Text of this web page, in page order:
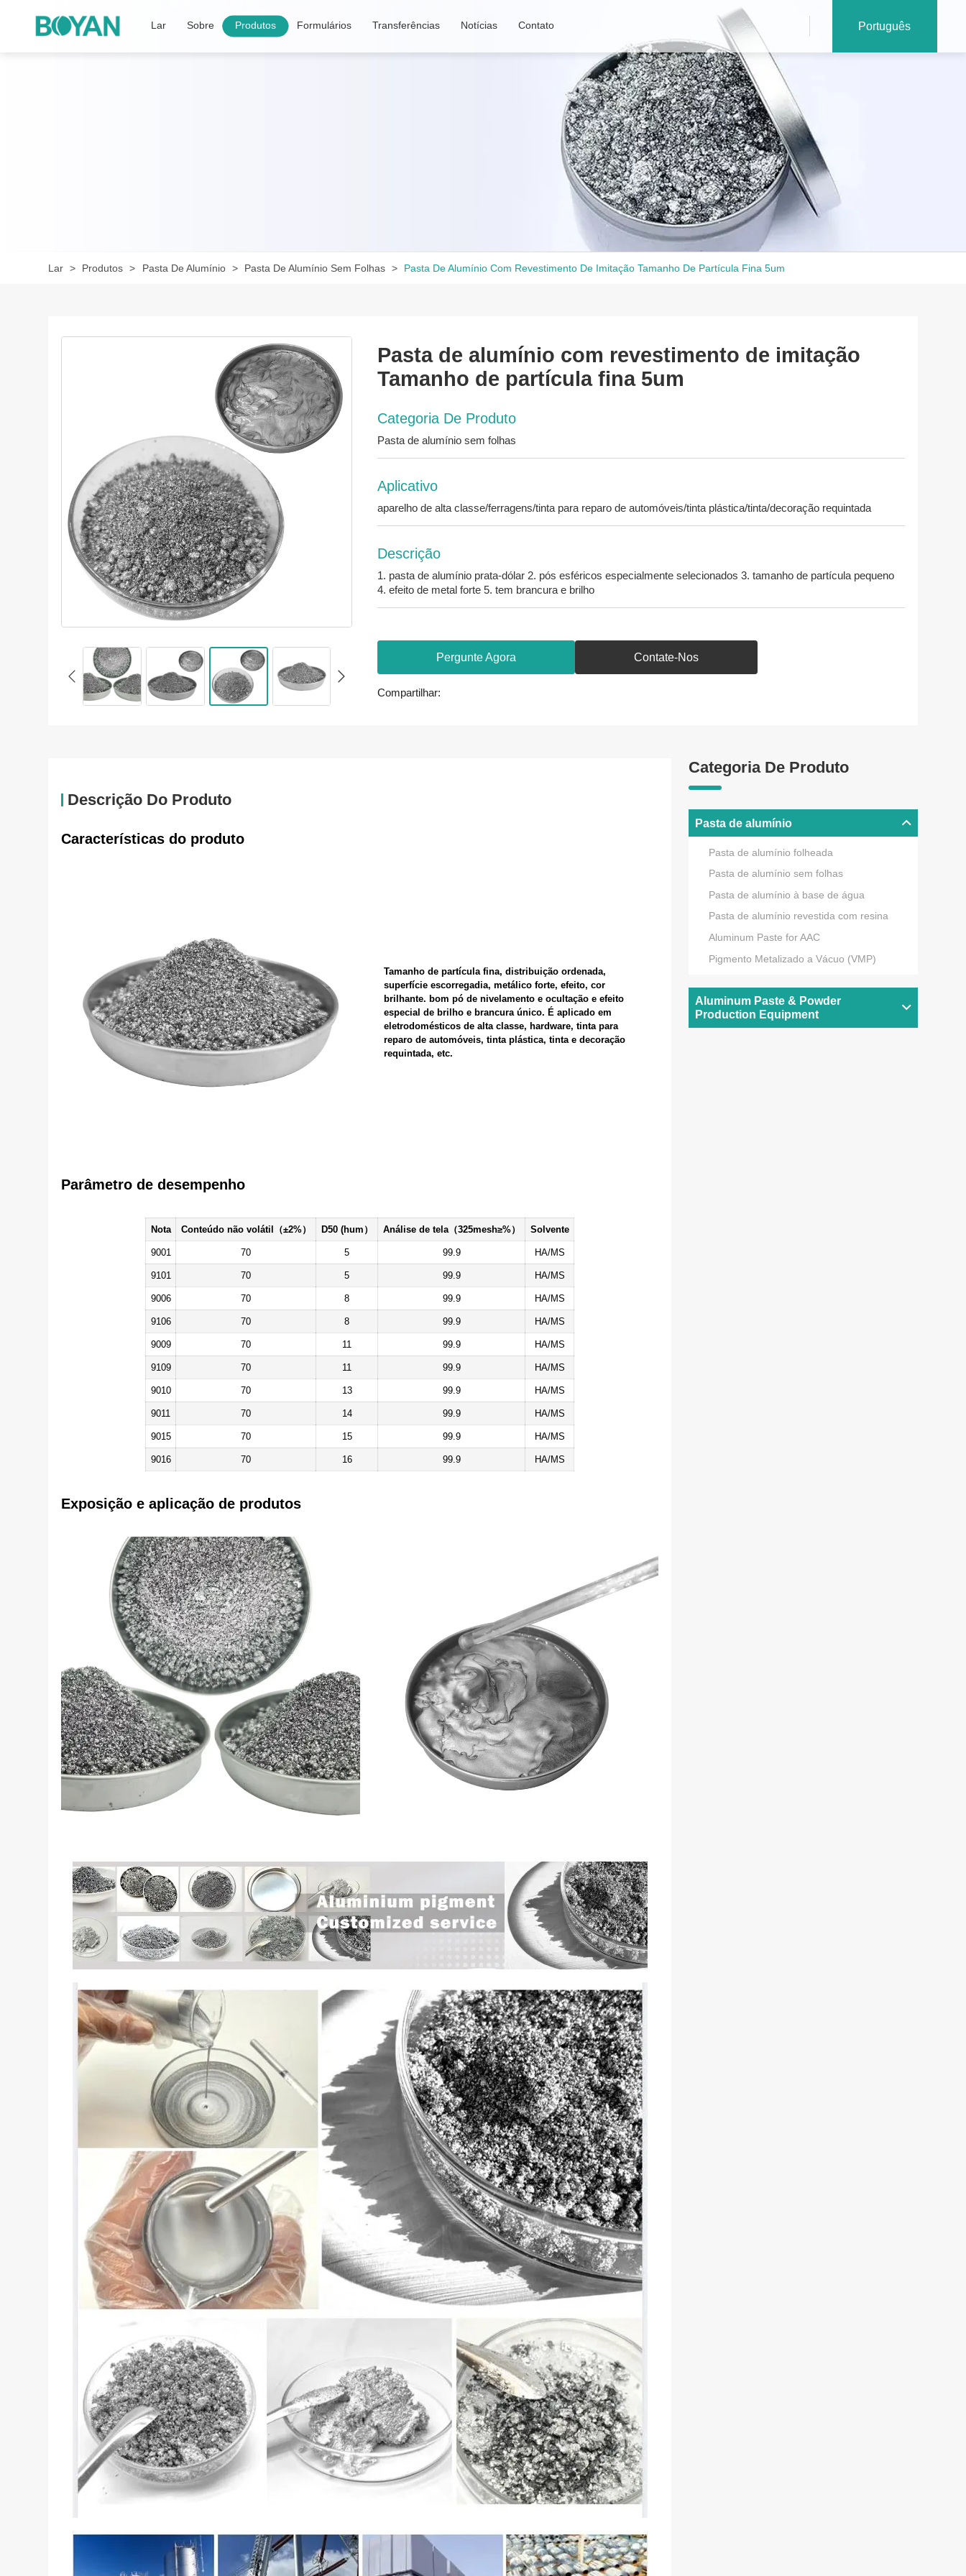
Lar Sobre Produtos Formulários Transferências Notícias Contato Português
Lar Produtos Pasta De Alumínio Pasta De Alumínio Sem Folhas Pasta De Alumínio Com Revestimento De Imitação Tamanho De Partícula Fina 5um
Pasta de alumínio com revestimento de imitação
Tamanho de partícula fina 5um
Categoria De Produto
Pasta de alumínio sem folhas
Aplicativo
aparelho de alta classe/ferragens/tinta para reparo de automóveis/tinta plástica/tinta/decoração requintada
Descrição
1. pasta de alumínio prata-dólar 2. pós esféricos especialmente selecionados 3. tamanho de partícula pequeno
4. efeito de metal forte 5. tem brancura e brilho
Pergunte Agora Contate-Nos
Compartilhar:
Descrição Do Produto
Características do produto
Tamanho de partícula fina, distribuição ordenada,
superfície escorregadia, metálico forte, efeito, cor
brilhante. bom pó de nivelamento e ocultação e efeito
especial de brilho e brancura único. É aplicado em
eletrodomésticos de alta classe, hardware, tinta para
reparo de automóveis, tinta plástica, tinta e decoração
requintada, etc.
Parâmetro de desempenho
Nota Conteúdo não volátil（±2%） D50 (hum） Análise de tela（325mesh≥%） Solvente
9001 70 5 99.9 HA/MS
9101 70 5 99.9 HA/MS
9006 70 8 99.9 HA/MS
9106 70 8 99.9 HA/MS
9009 70 11 99.9 HA/MS
9109 70 11 99.9 HA/MS
9010 70 13 99.9 HA/MS
9011 70 14 99.9 HA/MS
9015 70 15 99.9 HA/MS
9016 70 16 99.9 HA/MS
Exposição e aplicação de produtos
Categoria De Produto
Pasta de alumínio
Pasta de alumínio folheada
Pasta de alumínio sem folhas
Pasta de alumínio à base de água
Pasta de alumínio revestida com resina
Aluminum Paste for AAC
Pigmento Metalizado a Vácuo (VMP)
Aluminum Paste & Powder
Production Equipment